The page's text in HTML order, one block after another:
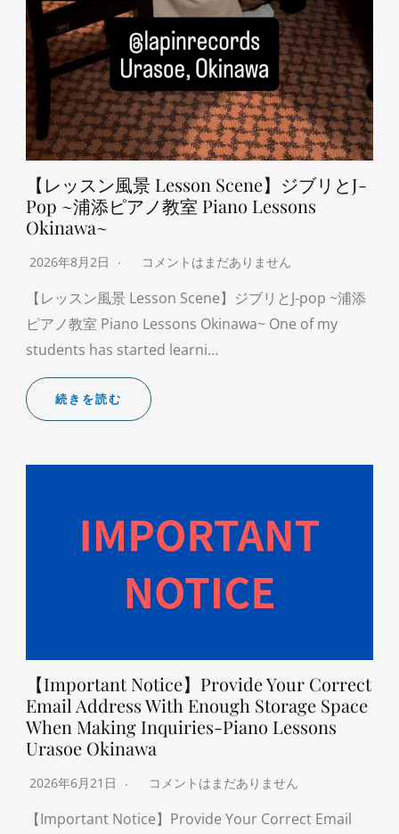
【レッスン風景 Lesson Scene】ジブリとJ-
Pop ~浦添ピアノ教室 Piano Lessons
Okinawa~
2026年8月2日 コメントはまだありません
【レッスン風景 Lesson Scene】ジブリとJ-pop ~浦添
ピアノ教室 Piano Lessons Okinawa~ One of my
students has started learni…
続きを読む
【Important Notice】Provide Your Correct
Email Address With Enough Storage Space
When Making Inquiries-Piano Lessons
Urasoe Okinawa
2026年6月21日 コメントはまだありません
【Important Notice】Provide Your Correct Email